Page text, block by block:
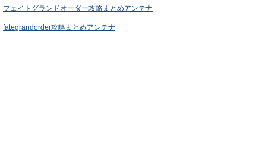
フェイトグランドオーダー攻略まとめアンテナ
fategrandorder攻略まとめアンテナ